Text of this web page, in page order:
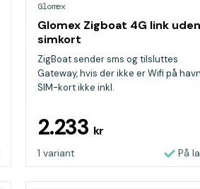
Glomex
Glomex Zigboat 4G link uden
simkort
ZigBoat sender sms og tilsluttes
Gateway, hvis der ikke er Wifi på
SIM-kort ikke inkl.
2.233 kr
1 variant På